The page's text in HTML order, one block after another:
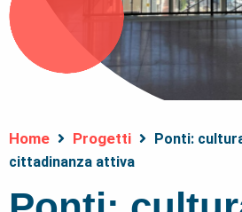
Home Progetti
Ponti:
cittadinanza attiva